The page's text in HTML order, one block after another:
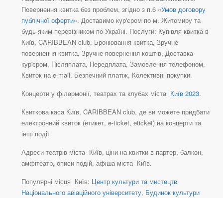
Повернення квитка без проблем, згідно з п.6 «Умов договору
публічної оферти». Доставимо кур'єром по м. Житомиру та
будь-яким перевізником по Україні. Послуги: Купівля квитка в
Київ, CARIBBEAN club, Бронювання квитка, Зручне
повернення квитка, Зручне повернення коштів, Доставка
кур'єром, Післяплата, Передплата, Замовлення телефоном,
Квиток на e-mail, Безпечний платіж, Колективні покупки.
Концерти у філармонії, театрах та клубах міста Київ 2023.
Квиткова каса Київ, CARIBBEAN club, де ви можете придбати
електронний квиток (етикет, e-ticket, eticket) на концерти та
інші події.
Адреси театрів міста Київ, ціни на квитки в партер, балкон,
амфітеатр, описи подій, афіша міста Київ.
Популярні місця Київ: Центр культури та мистецтв
Національного авіаційного університету, Будинок культури